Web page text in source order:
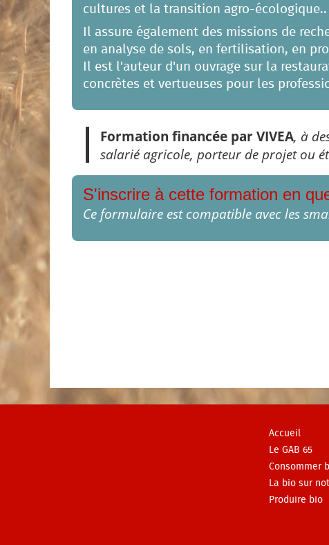
cultures et la transition agro-écologique..
Il assure également des missions de
en analyse de sols, en fertilisation, en
Il est l'auteur d'un ouvrage sur la
concrètes et vertueuses pour les
Formation financée par VIVEA, à
salarié agricole, porteur de projet ou
S'inscrire à cette formation en
Ce formulaire est compatible avec les
Accueil
Le GAB 65
Consommer
La bio sur
Produire bio